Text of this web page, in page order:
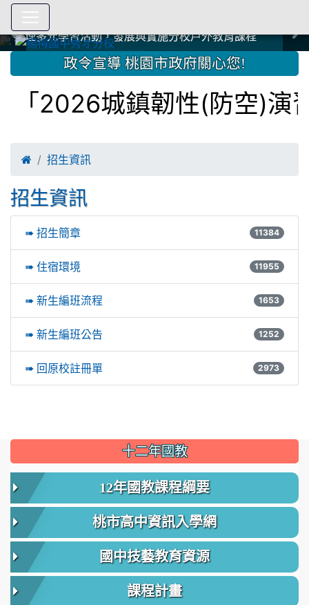
中國信託商業銀行 2023.04.22 愛傳球計畫
中國信託商業銀行 2023.04.22 愛傳球計畫
辦理多元學習活動，發展與實施分校戶外教育課程
辦理多元學習活動，發展與實施分校戶外教育課程
爭取社會資源，傳愛與溫暖：2024.3.19 桃園市家長會與桃
園女子美容商業童也工會義剪活動
爭取社會資源，傳愛與溫暖：2024.3.19 桃園市家長會與桃
園女子美容商業童也工會義剪活動
112學年度畢業學生與師長合照
112學年度畢業學生與師長合照
辦理多元學習活動，發展與實施分校戶外教育課程
辦理多元學習活動，發展與實施分校戶外教育課程
爭取社會資源，傳愛與溫暖：110.12.22 國際獅子會與本校
師生歲末感恩活動
爭取社會資源，傳愛與溫暖：110.12.22 國際獅子會與本校
師生歲末感恩活動
爭取社會資源，傳愛與溫暖：110.12.22 國際獅子會贈送本
校學生耶誕禮物
爭取社會資源，傳愛與溫暖：110.12.22 國際獅子會贈送本
校學生耶誕禮物
112.9.27參觀客家博覽會
112.9.27參觀客家博覽會
2023.12.27 國際獅子會贈送本校學生耶誕禮物
2023.12.27 國際獅子會贈送本校學生耶誕禮物
2023.12.27 國際獅子會贊助本校學生獎助學金
2023.12.27 國際獅子會贊助本校學生獎助學金
2023.12.27 聖誕感恩歌謠競賽；本校師生與國際獅子會獅
兄、師姐同樂
2023.12.27 聖誕感恩歌謠競賽；本校師生與國際獅子會獅
兄、師姐同樂
建置優質學習空間；合作互惠，建立良善公共關係
建置優質學習空間；合作互惠，建立良善公共關係
::: 政令宣導 桃園市政府關心您!
「2026城鎮韌性(防空)演
 招生資訊
招生資訊
➠ 招生簡章 11384
➠ 住宿環境 11955
➠ 新生編班流程 1653
➠ 新生編班公告 1252
➠ 回原校註冊單 2973
::: 十二年國教
12年國教課程綱要
桃市高中資訊入學網
國中技藝教育資源
課程計畫